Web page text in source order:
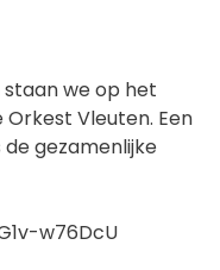
staan we op het
Vleuten. Een
gezamenlijke
w76DcU